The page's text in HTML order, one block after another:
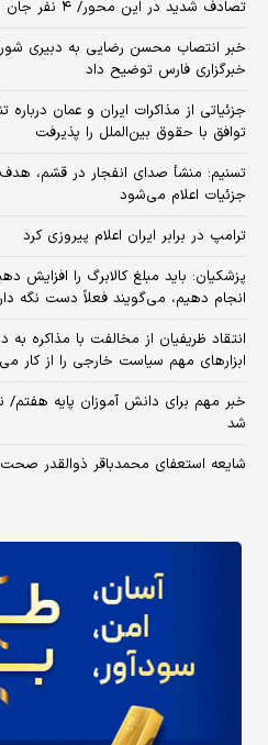
تصادف شدید در این محور/ ۴ نفر جان باختند
خبر انتصاب محسن رضایی به دبیری
خبرگزاری فارس توضیح داد
جزئیاتی از مذاکرات ایران و عمان
توافق با حقوق بین‌الملل را پذیرفت
تسنیم: منشأ صدای انفجار در قشم،
جزئیات اعلام می‌شود
ترامپ در برابر ایران اعلام پیروزی کرد
پزشکیان: باید مبلغ کالابرگ را
انجام دهیم، می‌گویند فعلاً دست نگه
انتقاد ظریفیان از مخالفت با مذاکره
ابزارهای مهم سیاست خارجی را از کار
خبر مهم برای دانش آموزان پایه هفتم/
شد
شایعه استعفای محمدباقر ذوالقدر صحت